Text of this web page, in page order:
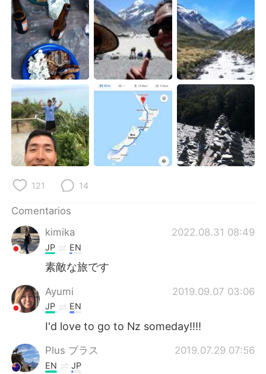
121 14
Comentarios
kimika
2022.08.31 08:49
JP EN
素敵な旅です
Ayumi 2019.09.07 03:06
JP EN
I'd love to go to Nz someday!!!!
Plus プラス 2019.07.29 07:56
EN JP